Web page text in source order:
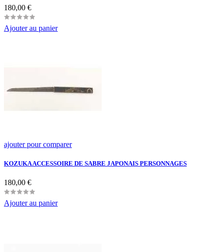
Prix
180,00 €
Ajouter au panier
ajouter pour comparer
KOZUKA ACCESSOIRE DE SABRE JAPONAIS PERSONNAGES
Prix
180,00 €
Ajouter au panier